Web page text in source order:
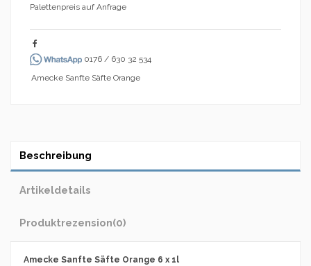
Palettenpreis auf Anfrage
0176 / 630 32 534
Amecke Sanfte Säfte Orange
Beschreibung
Artikeldetails
Produktrezension(0)
Amecke Sanfte Säfte Orange 6 x 1l